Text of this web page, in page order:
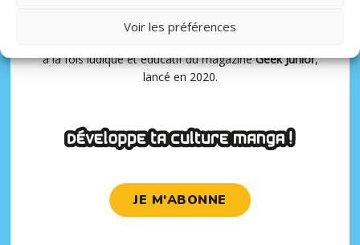
Voir les préférences
culture asiatiquequi est à portée de main
à la fois ludique et éducatif du magazineGeek Junior,
lancé en 2020.
JE M'ABONNE